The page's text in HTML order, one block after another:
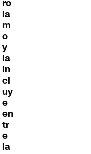
ro
la
m
o
y
la
in
cl
uy
e
en
tr
e
la